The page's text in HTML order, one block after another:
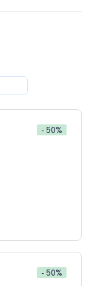
- 50%
- 50%